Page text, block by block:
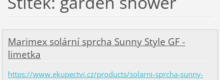
Marimex solární sprcha Sunny Style GF -
limetka
https://www.ekupectvi.cz/products/solarni-sprcha-sunny-